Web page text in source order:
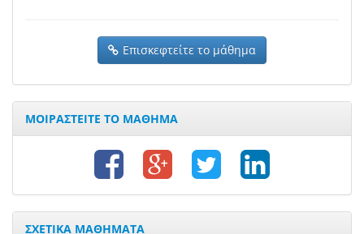
Επισκεφτείτε το μάθημα
ΜΟΙΡΑΣΤΕΙΤΕ ΤΟ ΜΑΘΗΜΑ
ΣΧΕΤΙΚΑ ΜΑΘΗΜΑΤΑ